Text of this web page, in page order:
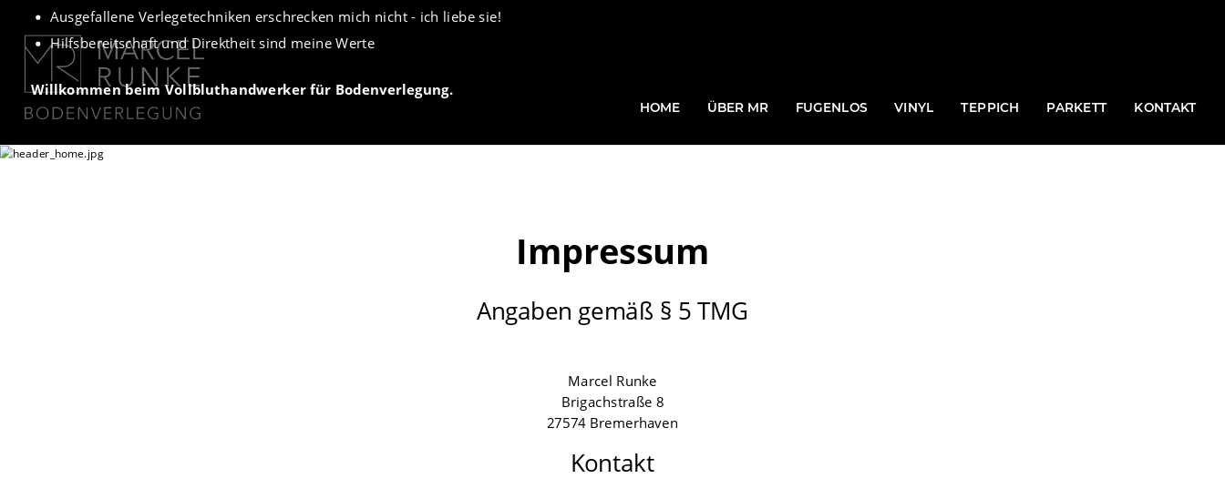
HOME ÜBER MR FUGENLOS VINYL TEPPICH PARKETT KONTAKT
Ausgefallene Verlegetechniken erschrecken mich nicht - ich liebe sie!
Hilfsbereitschaft und Direktheit sind meine Werte
Willkommen beim Vollbluthandwerker für Bodenverlegung.
Impressum
Angaben gemäß § 5 TMG
Marcel Runke
Brigachstraße 8
27574 Bremerhaven
Kontakt